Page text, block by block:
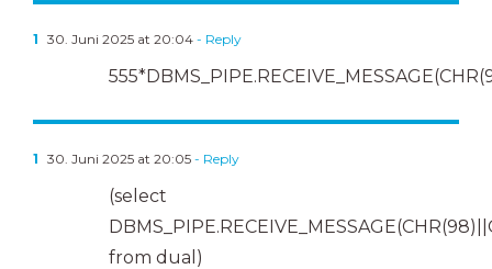
1 30. Juni 2025 at 20:04- Reply
1 30. Juni 2025 at 20:05- Reply
(select
from dual)